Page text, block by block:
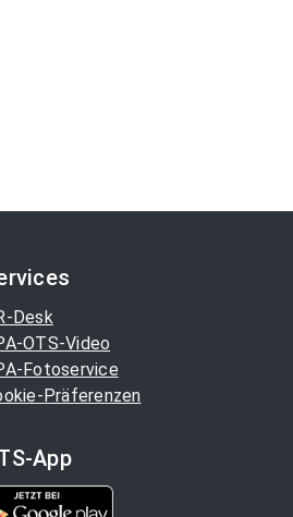
Desk
OTS-Video
Fotoservice
Präferenzen
App